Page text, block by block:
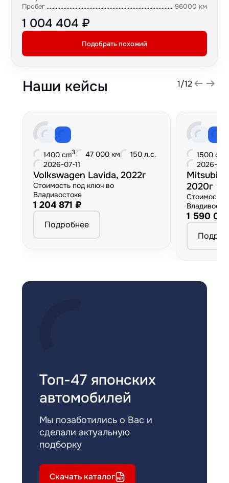
Пробег
96000 км
1 004 404 ₽
Подобрать похожий
Наши кейсы 1/12
1400 cm3 47 000 км
150 л.с.
2026-07-11
Volkswagen Lavida, 2022г
Стоимость под ключ во
Владивостоке
1 204 871 ₽
Подробнее
1500 cm
2026-
2020г
Стоимость
1 590
Топ-47 японских
автомобилей
Мы позаботились о Вас и
сделали актуальную
подборку
Скачать каталог